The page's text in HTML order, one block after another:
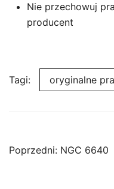
Nie przechowuj
producent
Tagi: oryginalne
Nawigacja
Poprzedni: NGC 6640